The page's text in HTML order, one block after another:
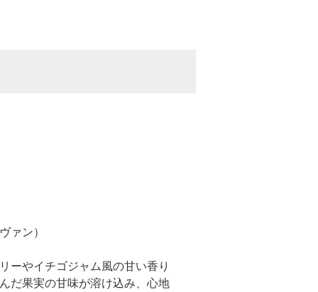
ァン）
ーやイチゴジャム風の甘い香り
だ果実の甘味が溶け込み、心地